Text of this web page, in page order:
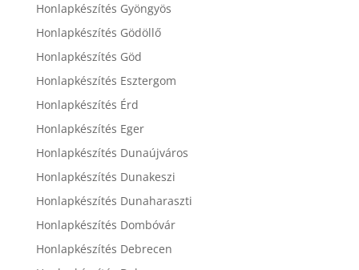
Honlapkészítés Gyöngyös
Honlapkészítés Gödöllő
Honlapkészítés Göd
Honlapkészítés Esztergom
Honlapkészítés Érd
Honlapkészítés Eger
Honlapkészítés Dunaújváros
Honlapkészítés Dunakeszi
Honlapkészítés Dunaharaszti
Honlapkészítés Dombóvár
Honlapkészítés Debrecen